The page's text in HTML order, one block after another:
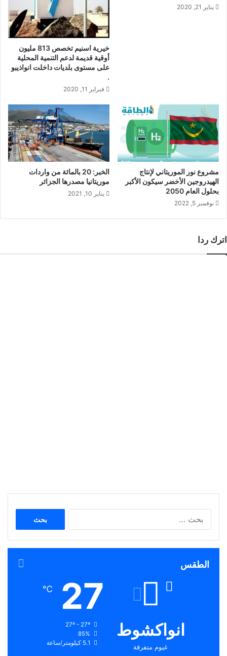
يناير 21, 2020
خيرية اسنيم تخصص 813 مليون
أوقية قديمة لدعم التنمية المحلية
على مستوى بلديات داخلت انواذيبو
.
فبراير 11, 2020
مشروع نور الموريتاني لإنتاج
الهيدروجين الأخضر سيكون الأكبر
بحلول العام 2050
نوفمبر 5, 2022
الخبر: 20 بالمائة من واردات
موريتانيا مصدرها الجزائر
يناير 10, 2021
اترك ردا
الطقس
انواكشوط
غيوم متفرقة
27
℃
27º - 27º
85%
5.1 كيلومتر/ساعة